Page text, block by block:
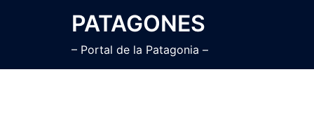
PATAGONES
– Portal de la Patagonia –